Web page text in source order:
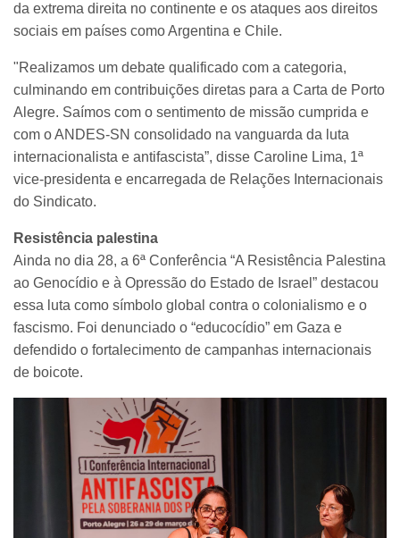
da extrema direita no continente e os ataques aos direitos
sociais em países como Argentina e Chile.
"Realizamos um debate qualificado com a categoria,
culminando em contribuições diretas para a Carta de Porto
Alegre. Saímos com o sentimento de missão cumprida e
com o ANDES-SN consolidado na vanguarda da luta
internacionalista e antifascista”, disse Caroline Lima, 1ª
vice-presidenta e encarregada de Relações Internacionais
do Sindicato.
Resistência palestina
Ainda no dia 28, a 6ª Conferência “A Resistência Palestina
ao Genocídio e à Opressão do Estado de Israel” destacou
essa luta como símbolo global contra o colonialismo e o
fascismo. Foi denunciado o “educocídio” em Gaza e
defendido o fortalecimento de campanhas internacionais
de boicote.